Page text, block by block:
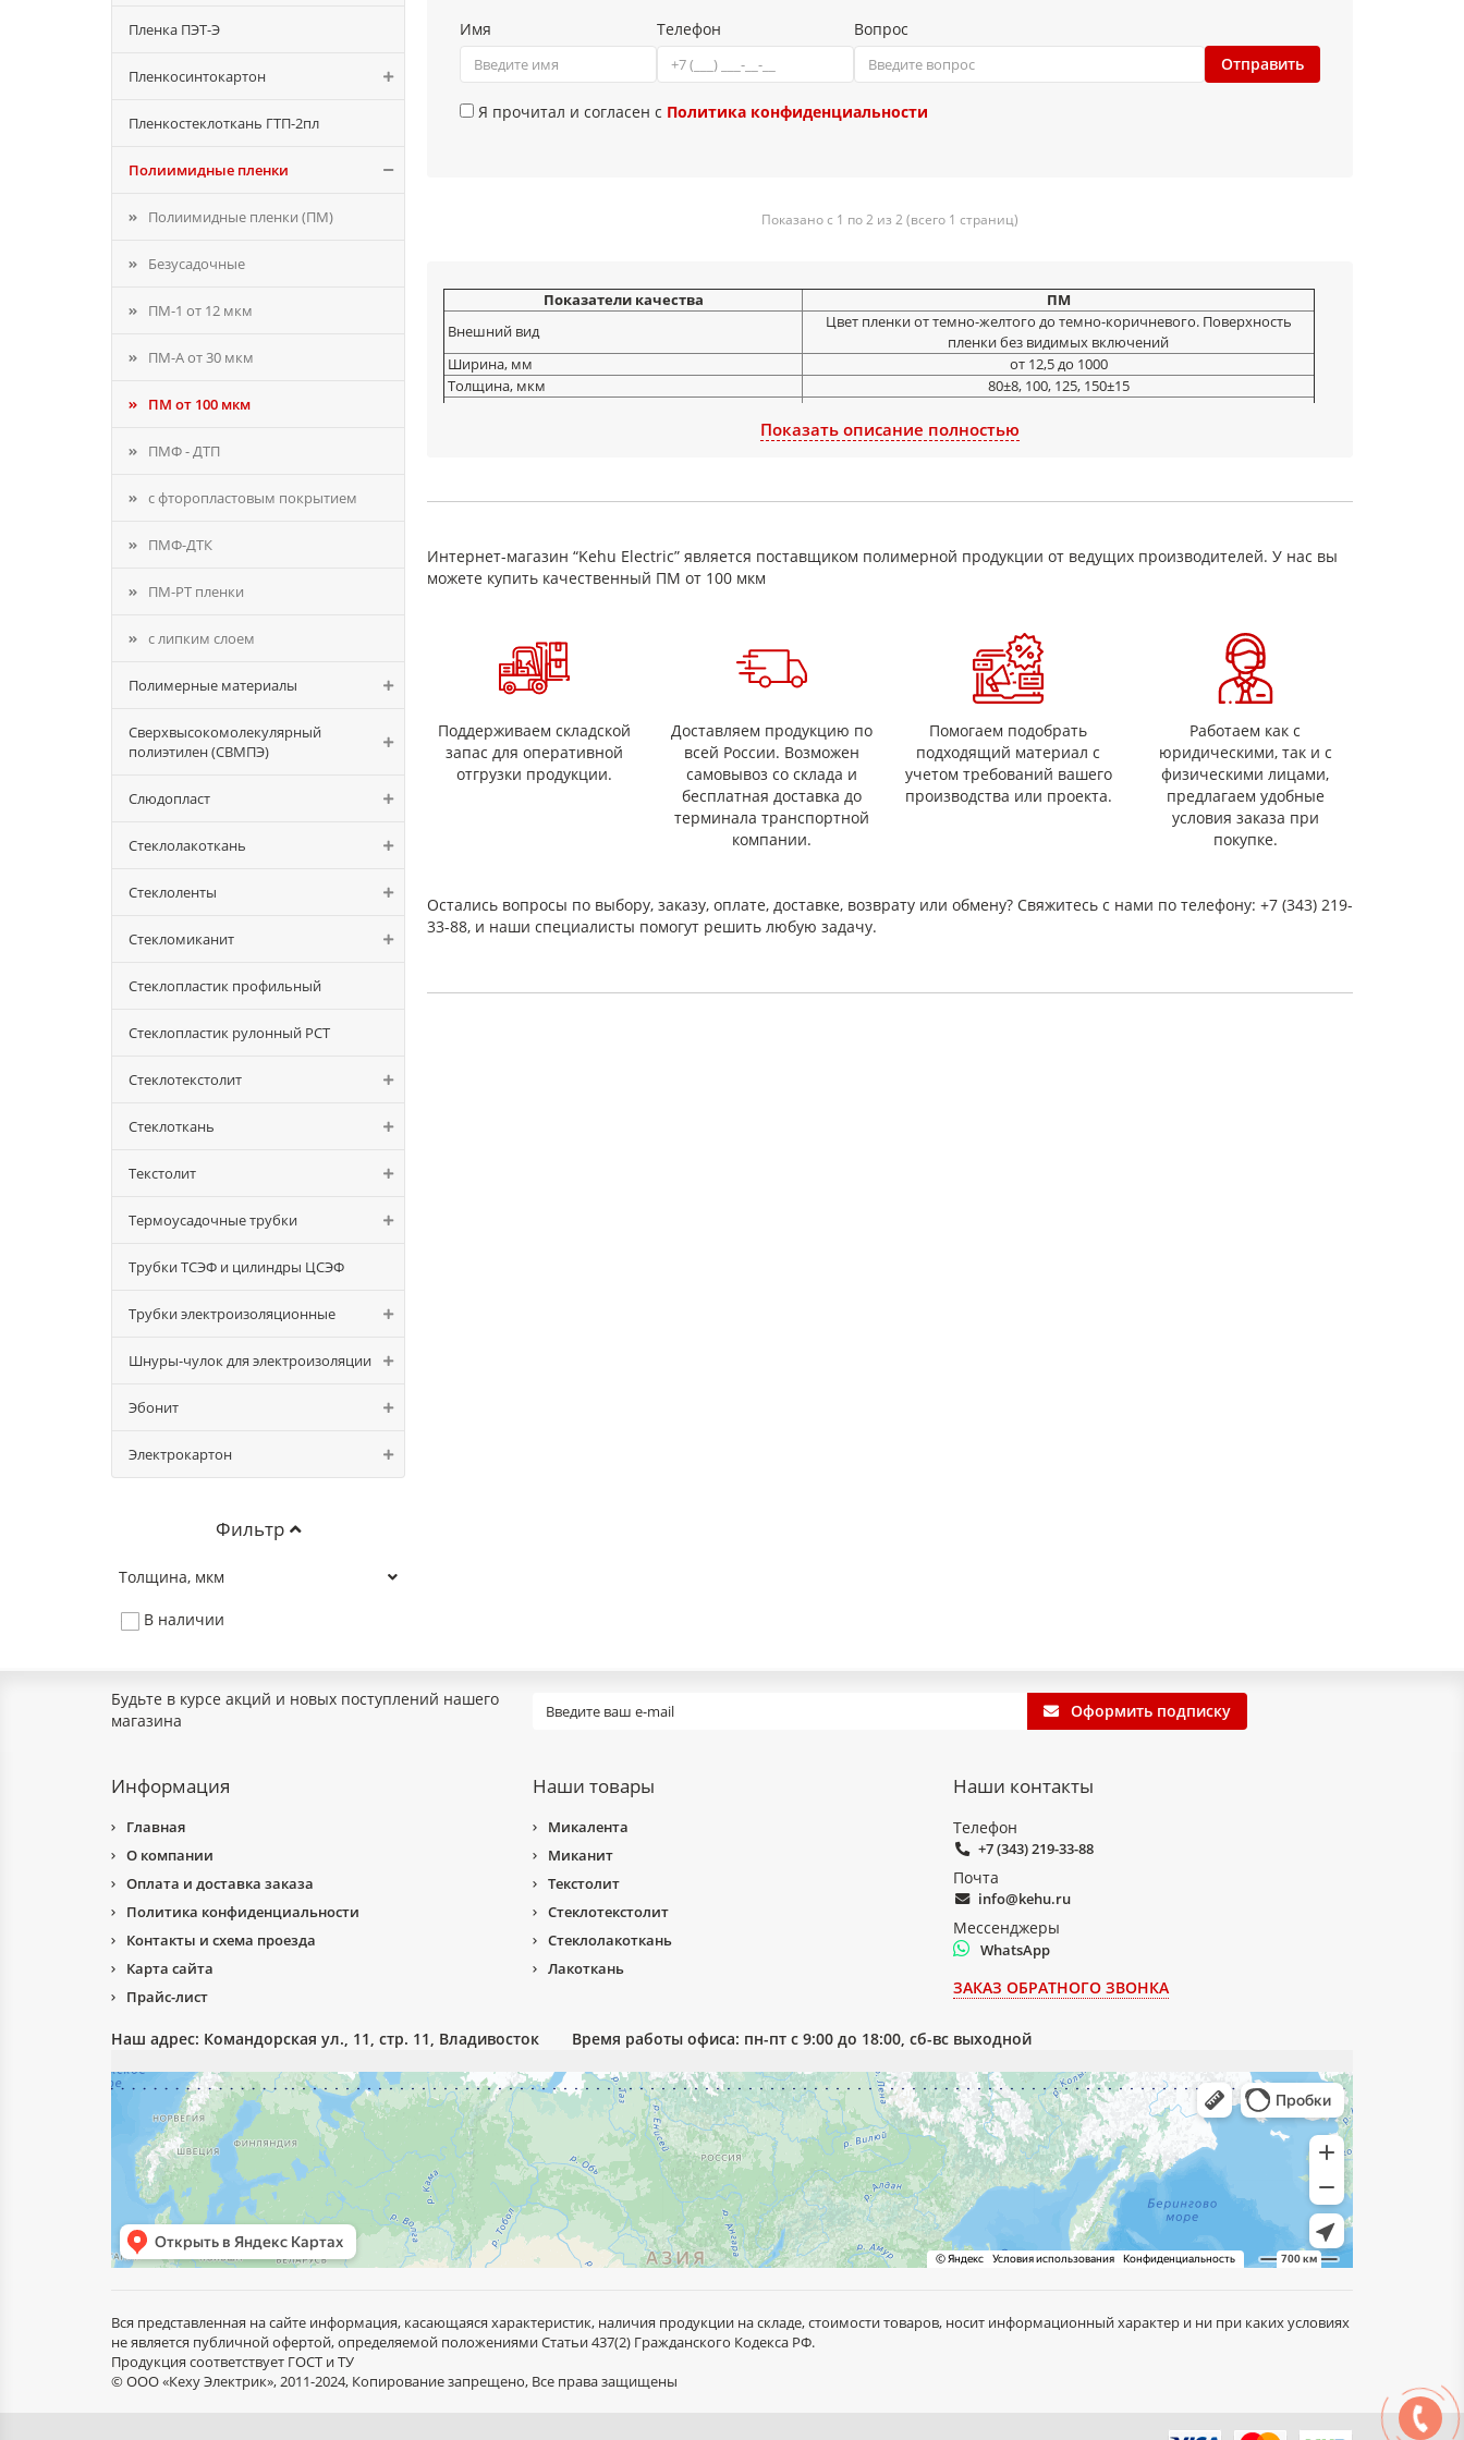
Пленка ПЭТ-Э
Пленкосинтокартон
Пленкостеклоткань ГТП-2пл
Полиимидные пленки
Полиимидные пленки (ПМ)
Безусадочные
ПМ-1 от 12 мкм
ПМ-А от 30 мкм
ПМ от 100 мкм
ПМФ - ДТП
с фторопластовым покрытием
ПМФ-ДТК
ПМ-РТ пленки
с липким слоем
Полимерные материалы
Сверхвысокомолекулярный
полиэтилен (СВМПЭ)
Слюдопласт
Стеклолакоткань
Стеклоленты
Стекломиканит
Стеклопластик профильный
Стеклопластик рулонный РСТ
Стеклотекстолит
Стеклоткань
Текстолит
Термоусадочные трубки
Трубки ТСЭФ и цилиндры ЦСЭФ
Трубки электроизоляционные
Шнуры-чулок для электроизоляции
Эбонит
Электрокартон
Фильтр
Толщина, мкм
В наличии
Имя Телефон
Вопрос
Отправить
Я прочитал и согласен с Политика конфиденциальности
Показано с 1 по 2 из 2 (всего 1 страниц)
Показатели качества
ПМ
Внешний вид
Цвет пленки от темно-желтого до темно-коричневого. Поверхность
пленки без видимых включений
Ширина, мм
от 12,5 до 1000
Толщина, мкм
80±8, 100, 125, 150±15
Электрическая прочность, кВ/мм, не менее
(минимальное значение)
110
Показать описание полностью
Интернет-магазин “Kehu Electric” является поставщиком полимерной продукции от ведущих производителей. У нас вы
можете купить качественный ПМ от 100 мкм
Поддерживаем складской
запас для оперативной
отгрузки продукции.
Доставляем продукцию по
всей России. Возможен
самовывоз со склада и
бесплатная доставка до
терминала транспортной
компании.
Помогаем подобрать
подходящий материал с
учетом требований вашего
производства или проекта.
Работаем как с
юридическими, так и с
физическими лицами,
предлагаем удобные
условия заказа при
покупке.
Остались вопросы по выбору, заказу, оплате, доставке, возврату или обмену? Свяжитесь с нами по телефону: +7 (343) 219-
33-88, и наши специалисты помогут решить любую задачу.
Будьте в курсе акций и новых поступлений нашего
магазина
Оформить подписку
Информация
Главная
О компании
Оплата и доставка заказа
Политика конфиденциальности
Контакты и схема проезда
Карта сайта
Прайс-лист
Наши товары
Микалента
Миканит
Текстолит
Стеклотекстолит
Стеклолакоткань
Лакоткань
Наши контакты
Телефон
+7 (343) 219-33-88
Почта
info@kehu.ru
Мессенджеры
WhatsApp
ЗАКАЗ ОБРАТНОГО ЗВОНКА
Наш адрес: Командорская ул., 11, стр. 11, Владивосток Время работы офиса: пн-пт с 9:00 до 18:00, сб-вс выходной
Вся представленная на сайте информация, касающаяся характеристик, наличия продукции на складе, стоимости товаров, носит информационный характер и ни при каких условиях
не является публичной офертой, определяемой положениями Статьи 437(2) Гражданского Кодекса РФ.
Продукция соответствует ГОСТ и ТУ
© ООО «Кеху Электрик», 2011-2024, Копирование запрещено, Все права защищены